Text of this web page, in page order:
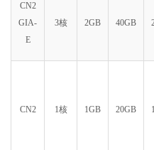
CN2
GIA-
E
3核 2GB 40GB
CN2 1核 1GB 20GB